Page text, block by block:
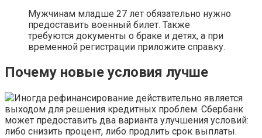
Мужчинам младше 27 лет обязательно нужно
предоставить военный билет. Также
требуются документы о браке и детях, а при
временной регистрации приложите справку.
Почему новые условия лучше
Иногда рефинансирование действительно является
выходом для решения кредитных проблем. Сбербанк
может предоставить два варианта улучшения условий:
либо снизить процент, либо продлить срок выплаты.